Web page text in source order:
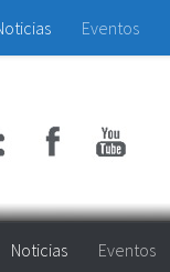
Eventos
Noticias Eventos